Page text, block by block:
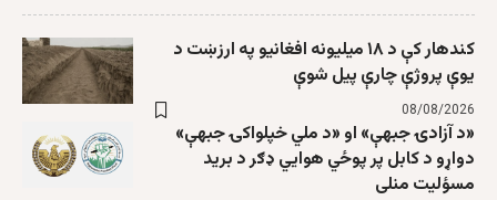
کندهار کې د ۱۸ میلیونه افغانیو په ارزښت د
یوې پروژې چارې پیل شوې
08/08/2026
«د آزادۍ جبهې» او «د ملي خپلواکۍ جبهې»
دواړو د کابل پر پوځي هوايي ډګر د برید
مسؤلیت منلی